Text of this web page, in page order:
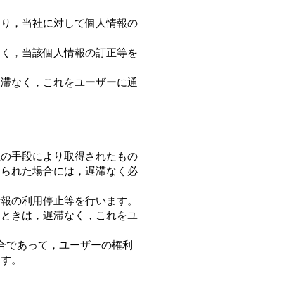
，当社に対して個人情報の
，当該個人情報の訂正等を
なく，これをユーザーに通
手段により取得されたもの
れた場合には，遅滞なく必
の利用停止等を行います。
きは，遅滞なく，これをユ
あって，ユーザーの権利
。